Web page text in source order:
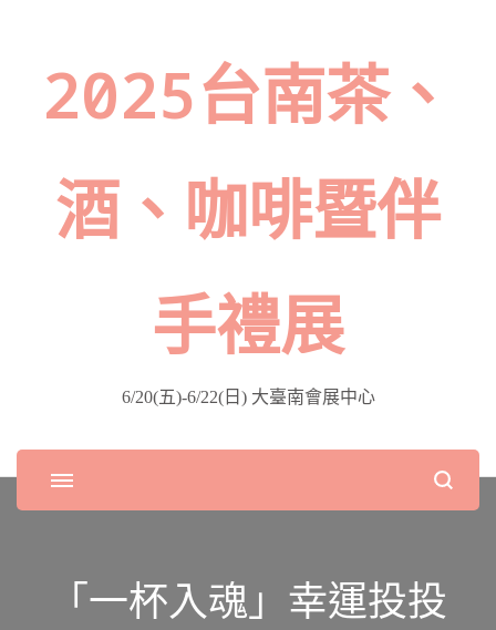
2025台南茶、
酒、咖啡暨伴
手禮展
6/20(五)-6/22(日) 大臺南會展中心
「一杯入魂」幸運投投